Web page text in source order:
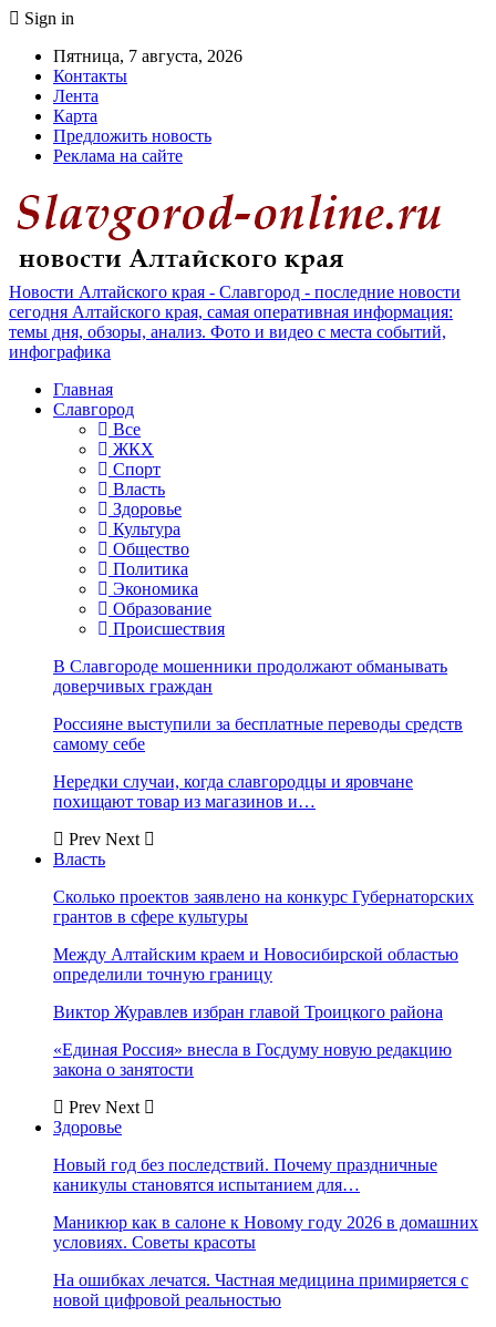
Sign in
Пятница, 7 августа, 2026
Контакты
Лента
Карта
Предложить новость
Реклама на сайте
Новости Алтайского края - Славгород - последние новости
сегодня Алтайского края, самая оперативная информация:
темы дня, обзоры, анализ. Фото и видео с места событий,
инфографика
Главная
Славгород
Все
ЖКХ
Спорт
Власть
Здоровье
Культура
Общество
Политика
Экономика
Образование
Происшествия
В Славгороде мошенники продолжают обманывать
доверчивых граждан
Россияне выступили за бесплатные переводы средств
самому себе
Нередки случаи, когда славгородцы и яровчане
похищают товар из магазинов и…
Prev Next
Власть
Сколько проектов заявлено на конкурс Губернаторских
грантов в сфере культуры
Между Алтайским краем и Новосибирской областью
определили точную границу
Виктор Журавлев избран главой Троицкого района
«Единая Россия» внесла в Госдуму новую редакцию
закона о занятости
Prev Next
Здоровье
Новый год без последствий. Почему праздничные
каникулы становятся испытанием для…
Маникюр как в салоне к Новому году 2026 в домашних
условиях. Советы красоты
На ошибках лечатся. Частная медицина примиряется с
новой цифровой реальностью